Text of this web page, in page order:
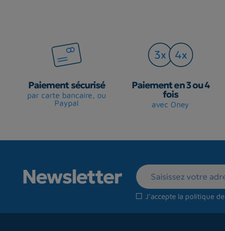
Paiement sécurisé
par carte bancaire, ou
Paypal
Paiement en 3 ou 4
fois
avec Oney
Newsletter
J'accepte la politique